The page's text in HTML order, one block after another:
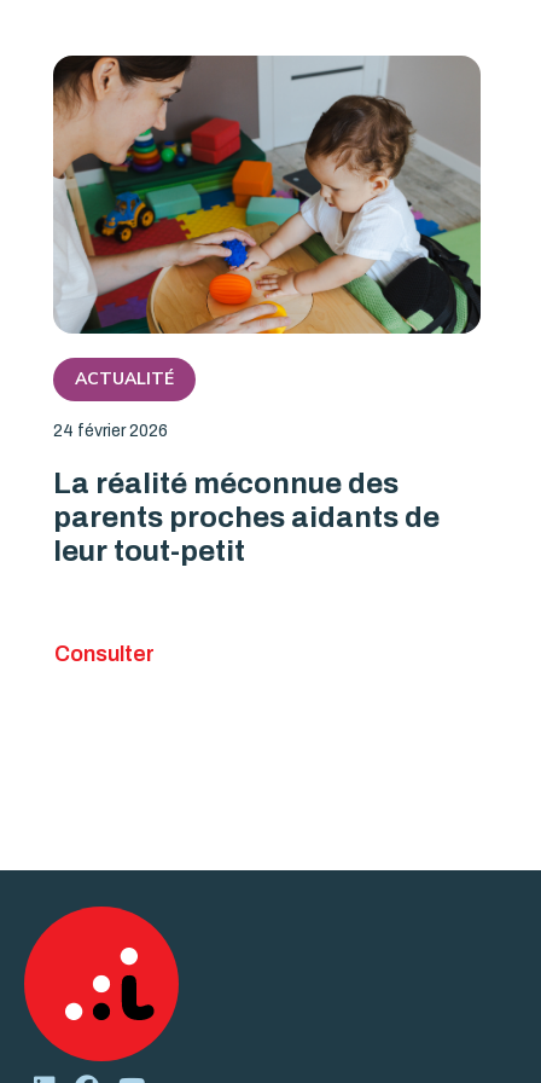
ACTUALITÉ
24 février 2026
La réalité méconnue des
parents proches aidants de
leur tout-petit
Consulter